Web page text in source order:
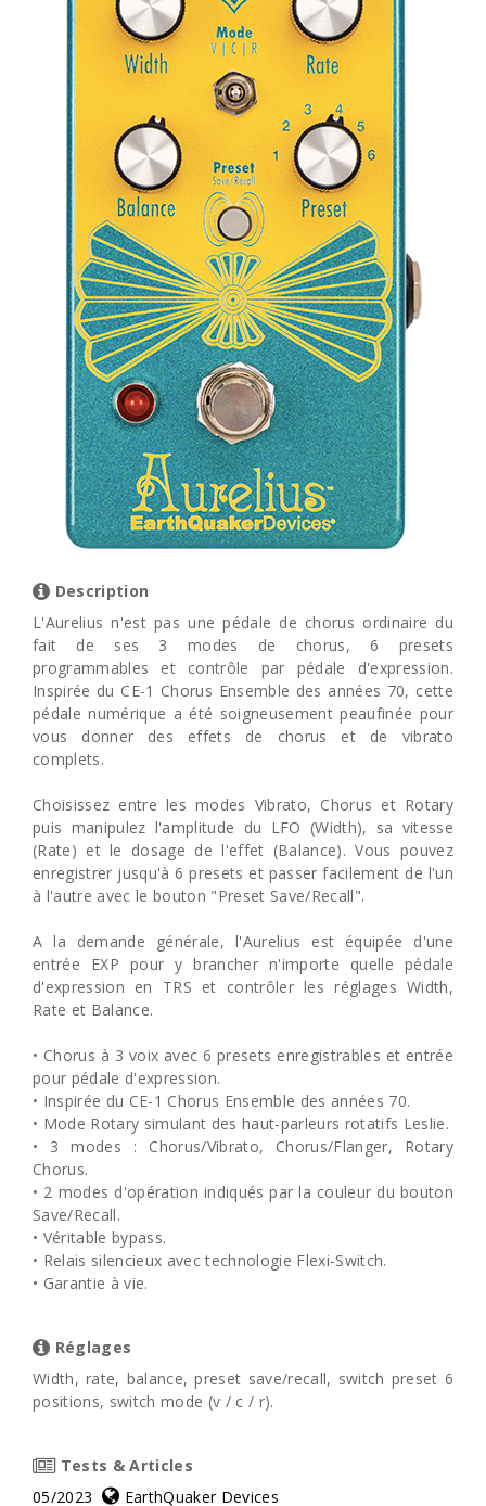
Description
L'Aurelius n'est pas une pédale de chorus ordinaire du
fait de ses 3 modes de chorus, 6 presets
programmables et contrôle par pédale d'expression.
Inspirée du CE-1 Chorus Ensemble des années 70, cette
pédale numérique a été soigneusement peaufinée pour
vous donner des effets de chorus et de vibrato
complets.
Choisissez entre les modes Vibrato, Chorus et Rotary
puis manipulez l'amplitude du LFO (Width), sa vitesse
(Rate) et le dosage de l'effet (Balance). Vous pouvez
enregistrer jusqu'à 6 presets et passer facilement de l'un
à l'autre avec le bouton "Preset Save/Recall".
A la demande générale, l'Aurelius est équipée d'une
entrée EXP pour y brancher n'importe quelle pédale
d'expression en TRS et contrôler les réglages Width,
Rate et Balance.
• Chorus à 3 voix avec 6 presets enregistrables et entrée
pour pédale d'expression.
• Inspirée du CE-1 Chorus Ensemble des années 70.
• Mode Rotary simulant des haut-parleurs rotatifs Leslie.
• 3 modes : Chorus/Vibrato, Chorus/Flanger, Rotary
Chorus.
• 2 modes d'opération indiqués par la couleur du bouton
Save/Recall.
• Véritable bypass.
• Relais silencieux avec technologie Flexi-Switch.
• Garantie à vie.
Réglages
Width, rate, balance, preset save/recall, switch preset 6
positions, switch mode (v / c / r).
Tests & Articles
05/2023
EarthQuaker Devices